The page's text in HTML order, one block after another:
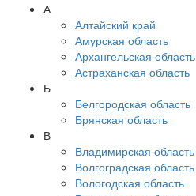
А
Алтайский край
Амурская область
Архангельская область
Астраханская область
Б
Белгородская область
Брянская область
В
Владимирская область
Волгоградская область
Вологодская область